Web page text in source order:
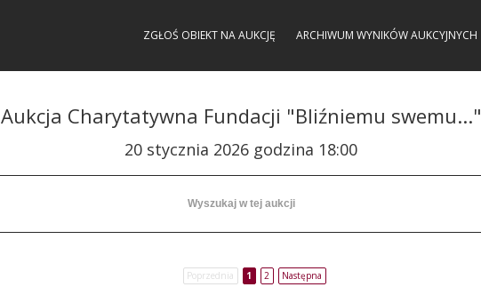
ZGŁOŚ OBIEKT NA AUKCJĘ ARCHIWUM WYNIKÓW AUKCYJNYCH
Aukcja Charytatywna Fundacji "Bliźniemu swemu..."
20 stycznia 2026 godzina 18:00
Poprzednia 1 2 Następna